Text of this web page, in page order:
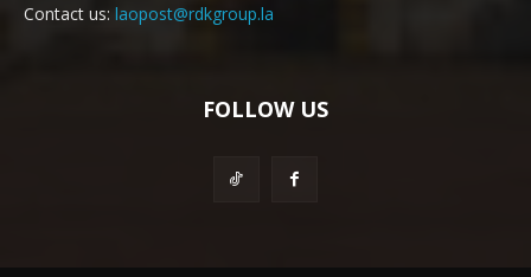
Contact us: laopost@rdkgroup.la
FOLLOW US